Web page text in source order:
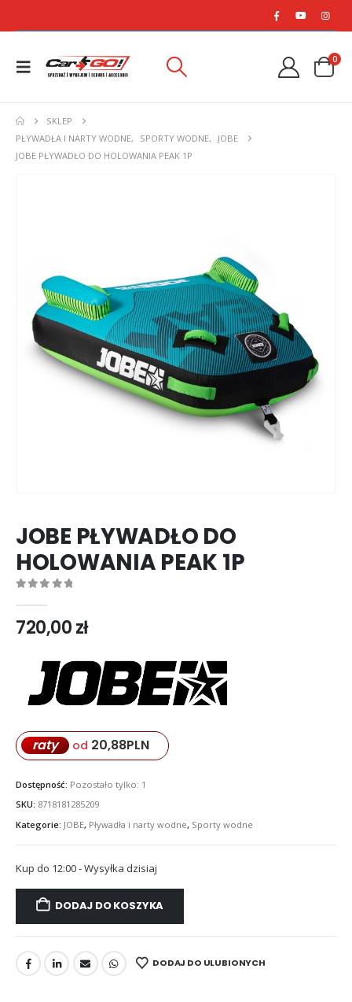
0
SKLEP
PŁYWADŁA I NARTY WODNE, SPORTY WODNE,
JOBE
JOBE PŁYWADŁO DO HOLOWANIA PEAK 1P
JOBE PŁYWADŁO DO
HOLOWANIA PEAK 1P
720,00zł
raty od 20,88PLN
Dostępność: Pozostało tylko: 1
SKU: 8718181285209
Kategorie: JOBE, Pływadła i narty wodne, Sporty wodne
Kup do 12:00 - Wysyłka dzisiaj
DODAJ DO KOSZYKA
DODAJ DO ULUBIONYCH